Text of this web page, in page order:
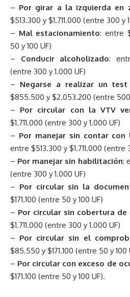
– Por girar a la izquierda en
$513.300 y $1.711.000 (entre 300 y
– Mal estacionamiento: entre
50 y 100 UF)
– Conducir alcoholizado:
(entre 300 y 1.000 UF)
– Negarse a realizar un
$855.500 y $2.053.200 (entre 500
– Por circular con la VTV
$1.711.000 (entre 300 y 1.000 UF)
– Por manejar sin contar
entre $513.300 y $1.711.000 (entre
– Por manejar sin habilitación:
(entre 300 y 1.000 UF)
– Por circular sin la
$171.100 (entre 50 y 100 UF)
– Por circular sin cobertura de
$1.711.000 (entre 300 y 1.000 UF)
– Por circular sin el
$85.550 y $171.100 (entre 50 y 100
– Por circular con exceso de
$171.100 (entre 50 y 100 UF).